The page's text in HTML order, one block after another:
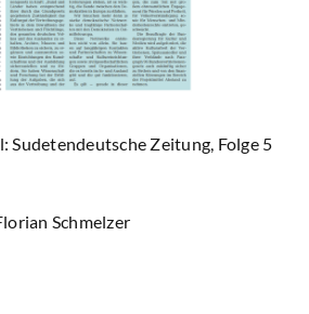
Sudetendeutsche Zeitung, Folge 5
Schmelzer